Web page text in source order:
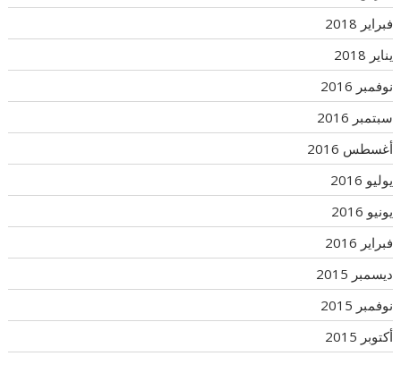
فبراير 2018
يناير 2018
نوفمبر 2016
سبتمبر 2016
أغسطس 2016
يوليو 2016
يونيو 2016
فبراير 2016
ديسمبر 2015
نوفمبر 2015
أكتوبر 2015